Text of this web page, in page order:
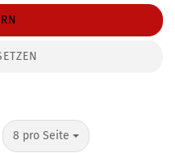
8 pro Seite
pro Seite